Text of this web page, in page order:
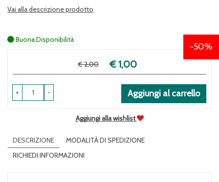
Vai alla descrizione prodotto
Buona Disponibilità
50%
€ 2,00
Prezzo
scontato
€ 1,00
-
+ Aggiungi al carrello
Aggiungi alla wishlist
DESCRIZIONE
MODALITÀ DI SPEDIZIONE
RICHIEDI INFORMAZIONI